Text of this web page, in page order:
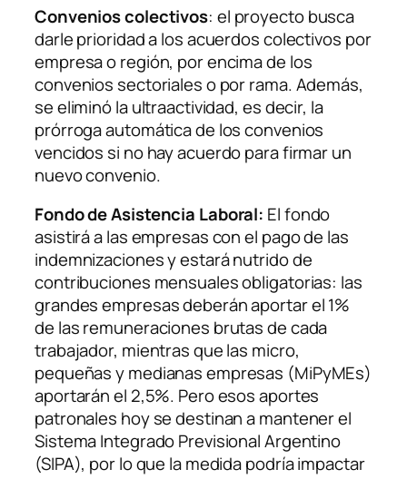
Convenios colectivos: el proyecto busca
darle prioridad a los acuerdos colectivos por
empresa o región, por encima de los
convenios sectoriales o por rama. Además,
se eliminó la ultraactividad, es decir, la
prórroga automática de los convenios
vencidos si no hay acuerdo para firmar un
nuevo convenio.
Fondo de Asistencia Laboral: El fondo
asistirá a las empresas con el pago de las
indemnizaciones y estará nutrido de
contribuciones mensuales obligatorias: las
grandes empresas deberán aportar el 1%
de las remuneraciones brutas de cada
trabajador, mientras que las micro,
pequeñas y medianas empresas (MiPyMEs)
aportarán el 2,5%. Pero esos aportes
patronales hoy se destinan a mantener el
Sistema Integrado Previsional Argentino
(SIPA), por lo que la medida podría impactar